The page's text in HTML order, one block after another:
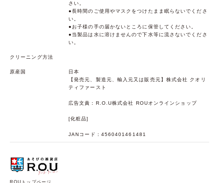
さい。
●長時間のご使用やマスクをつけたまま眠らないでくださ
い。
●お子様の手の届かないところに保管してください。
●当製品は水に溶けませんので下水等に流さないでくださ
い。
クリーニング方法
原産国
日本
【発売元、製造元、輸入元又は販売元】株式会社 クオリ
ティファースト
広告文責：R.O.U株式会社 ROUオンラインショップ
[化粧品]
JANコード：4560401461481